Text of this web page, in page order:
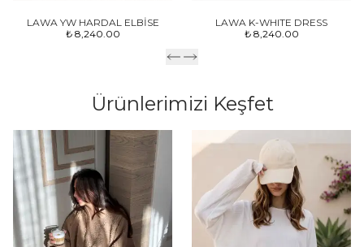
LAWA YW HARDAL ELBİSE
₺ 8,240.00
LAWA K-WHITE DRESS
₺ 8,240.00
Ürünlerimizi Keşfet